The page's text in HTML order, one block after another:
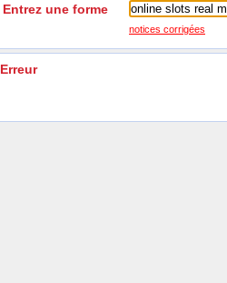
Entrez une forme
notices corrigées
Erreur